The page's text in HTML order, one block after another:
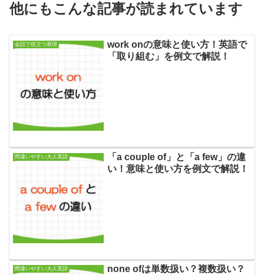
他にもこんな記事が読まれています
会話で役立つ表現
work onの意味と使い方！英語で
「取り組む」を例文で解説！
間違いやすい大人英語
「a couple of」と「a few」の違
い！意味と使い方を例文で解説！
間違いやすい大人英語
none ofは単数扱い？複数扱い？